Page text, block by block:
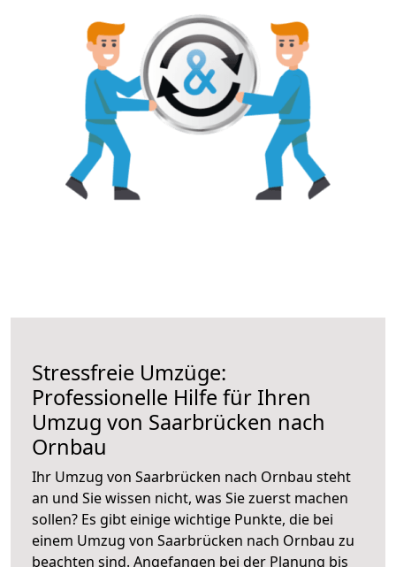
Stressfreie Umzüge:
Professionelle Hilfe für Ihren
Umzug von Saarbrücken nach
Ornbau
Ihr Umzug von Saarbrücken nach Ornbau steht
an und Sie wissen nicht, was Sie zuerst machen
sollen? Es gibt einige wichtige Punkte, die bei
einem Umzug von Saarbrücken nach Ornbau zu
beachten sind. Angefangen bei der Planung bis